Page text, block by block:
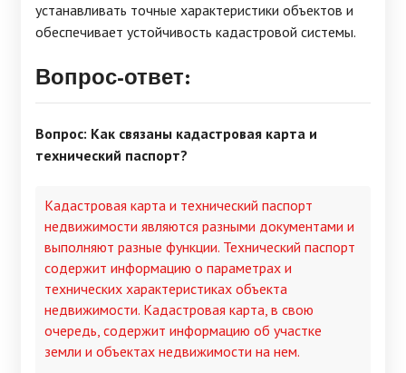
устанавливать точные характеристики объектов и
обеспечивает устойчивость кадастровой системы.
Вопрос-ответ:
Вопрос: Как связаны кадастровая карта и
технический паспорт?
Кадастровая карта и технический паспорт
недвижимости являются разными документами и
выполняют разные функции. Технический паспорт
содержит информацию о параметрах и
технических характеристиках объекта
недвижимости. Кадастровая карта, в свою
очередь, содержит информацию об участке
земли и объектах недвижимости на нем.